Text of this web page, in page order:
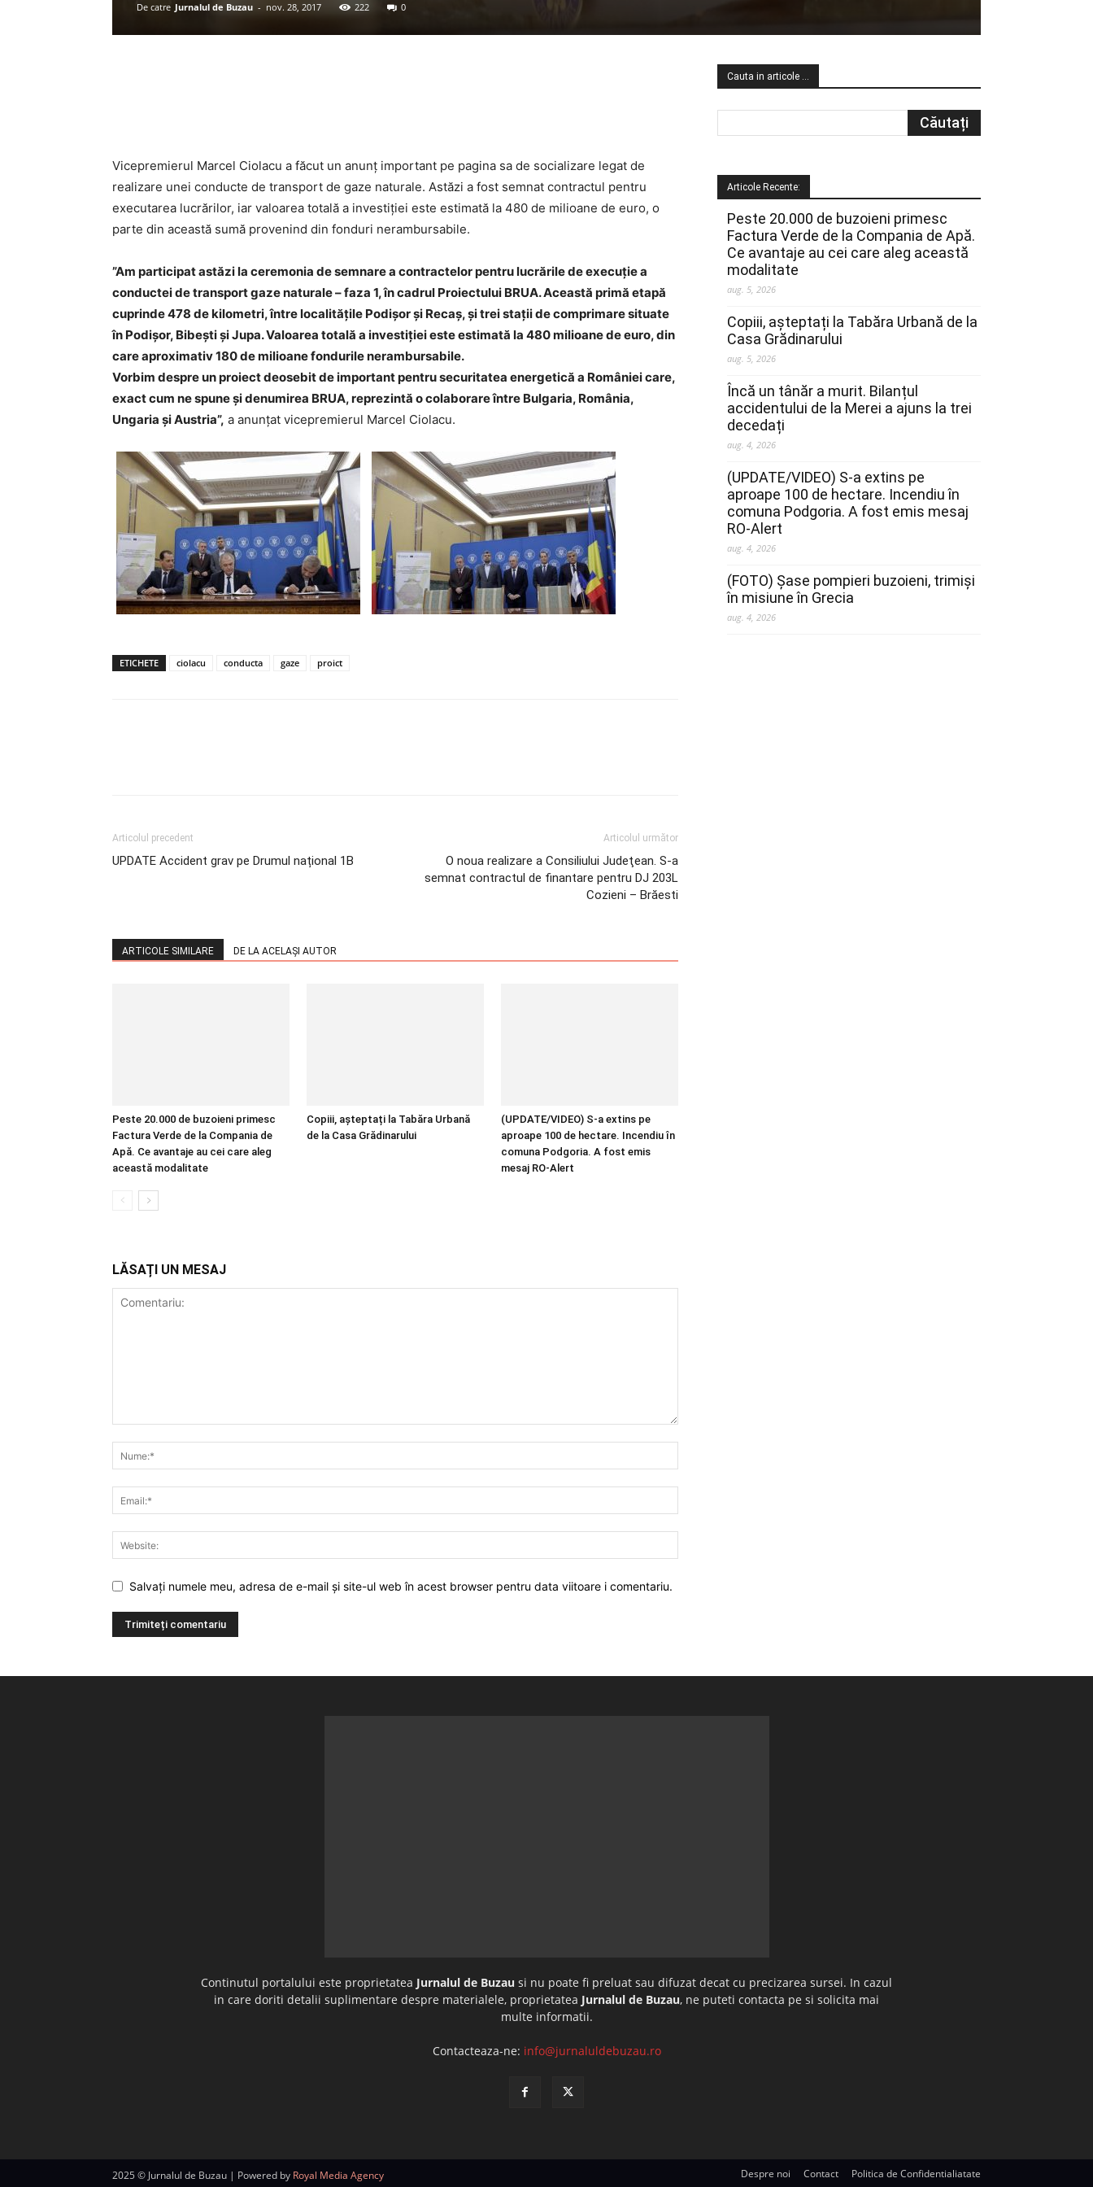
De catre Jurnalul de Buzau - nov. 28, 2017 222 0
Vicepremierul Marcel Ciolacu a făcut un anunț important pe pagina sa de socializare legat de
realizare unei conducte de transport de gaze naturale. Astăzi a fost semnat contractul pentru
executarea lucrărilor, iar valoarea totală a investiției este estimată la 480 de milioane de euro, o
parte din această sumă provenind din fonduri nerambursabile.
”Am participat astăzi la ceremonia de semnare a contractelor pentru lucrările de execuție a
conductei de transport gaze naturale – faza 1, în cadrul Proiectului BRUA. Această primă etapă
cuprinde 478 de kilometri, între localităţile Podişor şi Recaş, şi trei staţii de comprimare situate
în Podişor, Bibeşti şi Jupa. Valoarea totală a investiţiei este estimată la 480 milioane de euro, din
care aproximativ 180 de milioane fondurile nerambursabile.
Vorbim despre un proiect deosebit de important pentru securitatea energetică a României care,
exact cum ne spune şi denumirea BRUA, reprezintă o colaborare între Bulgaria, România,
Ungaria şi Austria”, a anunțat vicepremierul Marcel Ciolacu.
ETICHETE ciolacu conducta gaze proict
Articolul precedent
UPDATE Accident grav pe Drumul național 1B
Articolul următor
O noua realizare a Consiliului Judeţean. S-a
semnat contractul de finantare pentru DJ 203L
Cozieni – Brăesti
ARTICOLE SIMILARE DE LA ACELAȘI AUTOR
Peste 20.000 de buzoieni primesc
Factura Verde de la Compania de
Apă. Ce avantaje au cei care aleg
această modalitate
Copiii, așteptați la Tabăra Urbană
de la Casa Grădinarului
(UPDATE/VIDEO) S-a extins pe
aproape 100 de hectare. Incendiu în
comuna Podgoria. A fost emis
mesaj RO-Alert
LĂSAȚI UN MESAJ
Salvați numele meu, adresa de e-mail și site-ul web în acest browser pentru data viitoare i comentariu.
Cauta in articole …
Articole Recente:
Peste 20.000 de buzoieni primesc
Factura Verde de la Compania de Apă.
Ce avantaje au cei care aleg această
modalitate
aug. 5, 2026
Copiii, așteptați la Tabăra Urbană de la
Casa Grădinarului
aug. 5, 2026
Încă un tânăr a murit. Bilanțul
accidentului de la Merei a ajuns la trei
decedați
aug. 4, 2026
(UPDATE/VIDEO) S-a extins pe
aproape 100 de hectare. Incendiu în
comuna Podgoria. A fost emis mesaj
RO-Alert
aug. 4, 2026
(FOTO) Șase pompieri buzoieni, trimiși
în misiune în Grecia
aug. 4, 2026
Continutul portalului este proprietatea Jurnalul de Buzau si nu poate fi preluat sau difuzat decat cu precizarea sursei. In cazul
in care doriti detalii suplimentare despre materialele, proprietatea Jurnalul de Buzau, ne puteti contacta pe si solicita mai
multe informatii.
Contacteaza-ne: info@jurnaluldebuzau.ro
2025 © Jurnalul de Buzau | Powered by Royal Media Agency Despre noi Contact Politica de Confidentialiatate